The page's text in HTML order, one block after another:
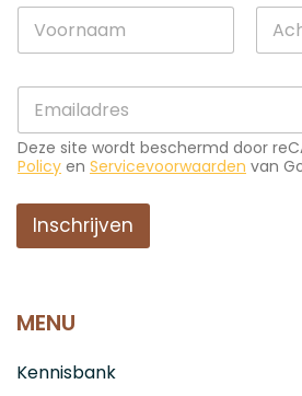
N
a
*
a
m
a
m
E
m
a
i
l
Deze site wordt beschermd door
Policy en Servicevoorwaarden van
Inschrijven
MENU
Kennisbank